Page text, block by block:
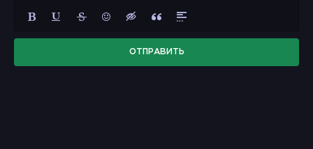
ОТПРАВИТЬ